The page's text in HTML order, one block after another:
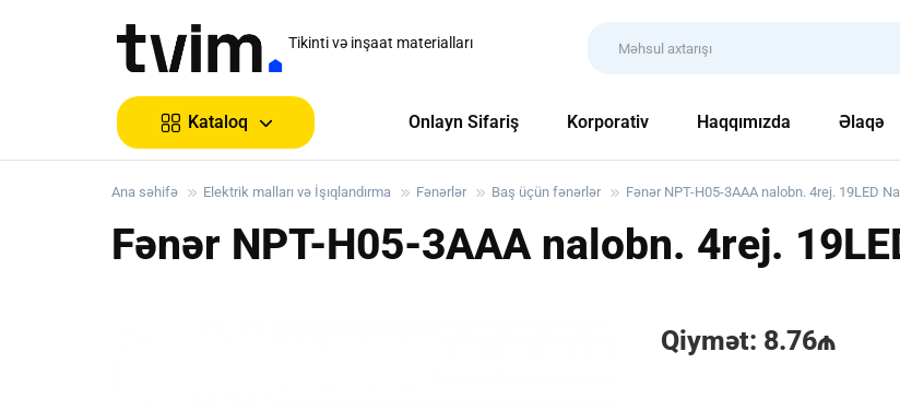
Tikinti və inşaat materialları
Kataloq Onlayn Sifariş Korporativ Haqqımızda Əlaqə
Ana səhifə Elektrik malları və İşıqlandırma Fənərlər Baş üçün fənərlər Fənər NPT-H05-3AAA nalobn. 4rej. 19LED
Fənər NPT-H05-3AAA nalobn. 4rej.
Qiymət: 8.76₼